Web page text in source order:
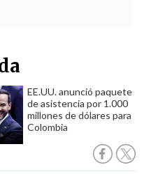
EE.UU. anunció paquete
de asistencia por 1.000
millones de dólares para
Colombia